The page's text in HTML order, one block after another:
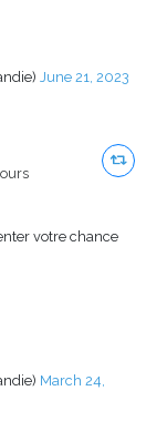
June 21, 2023
votre chance
March 24,